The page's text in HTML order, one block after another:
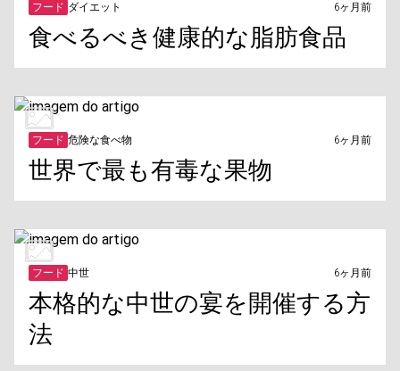
フード ダイエット 6ヶ月前
食べるべき健康的な脂肪食品
フード 危険な食べ物 6ヶ月前
世界で最も有毒な果物
フード 中世 6ヶ月前
本格的な中世の宴を開催する方
法